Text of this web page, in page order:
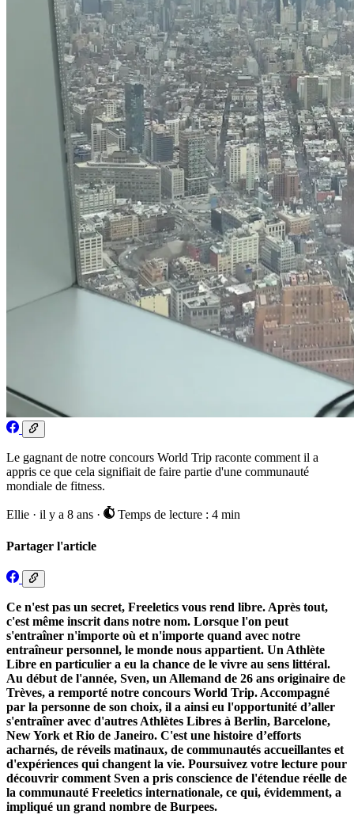
Le gagnant de notre concours World Trip raconte comment il a
appris ce que cela signifiait de faire partie d'une communauté
mondiale de fitness.
Ellie · il y a 8 ans · Temps de lecture : 4 min
Partager l'article
Ce n'est pas un secret, Freeletics vous rend libre. Après tout,
c'est même inscrit dans notre nom. Lorsque l'on peut
s'entraîner n'importe où et n'importe quand avec notre
entraîneur personnel, le monde nous appartient. Un Athlète
Libre en particulier a eu la chance de le vivre au sens littéral.
Au début de l'année, Sven, un Allemand de 26 ans originaire de
Trèves, a remporté notre concours World Trip. Accompagné
par la personne de son choix, il a ainsi eu l'opportunité d’aller
s'entraîner avec d'autres Athlètes Libres à Berlin, Barcelone,
New York et Rio de Janeiro. C'est une histoire d’efforts
acharnés, de réveils matinaux, de communautés accueillantes et
d'expériences qui changent la vie. Poursuivez votre lecture pour
découvrir comment Sven a pris conscience de l'étendue réelle de
la communauté Freeletics internationale, ce qui, évidemment, a
impliqué un grand nombre de Burpees.